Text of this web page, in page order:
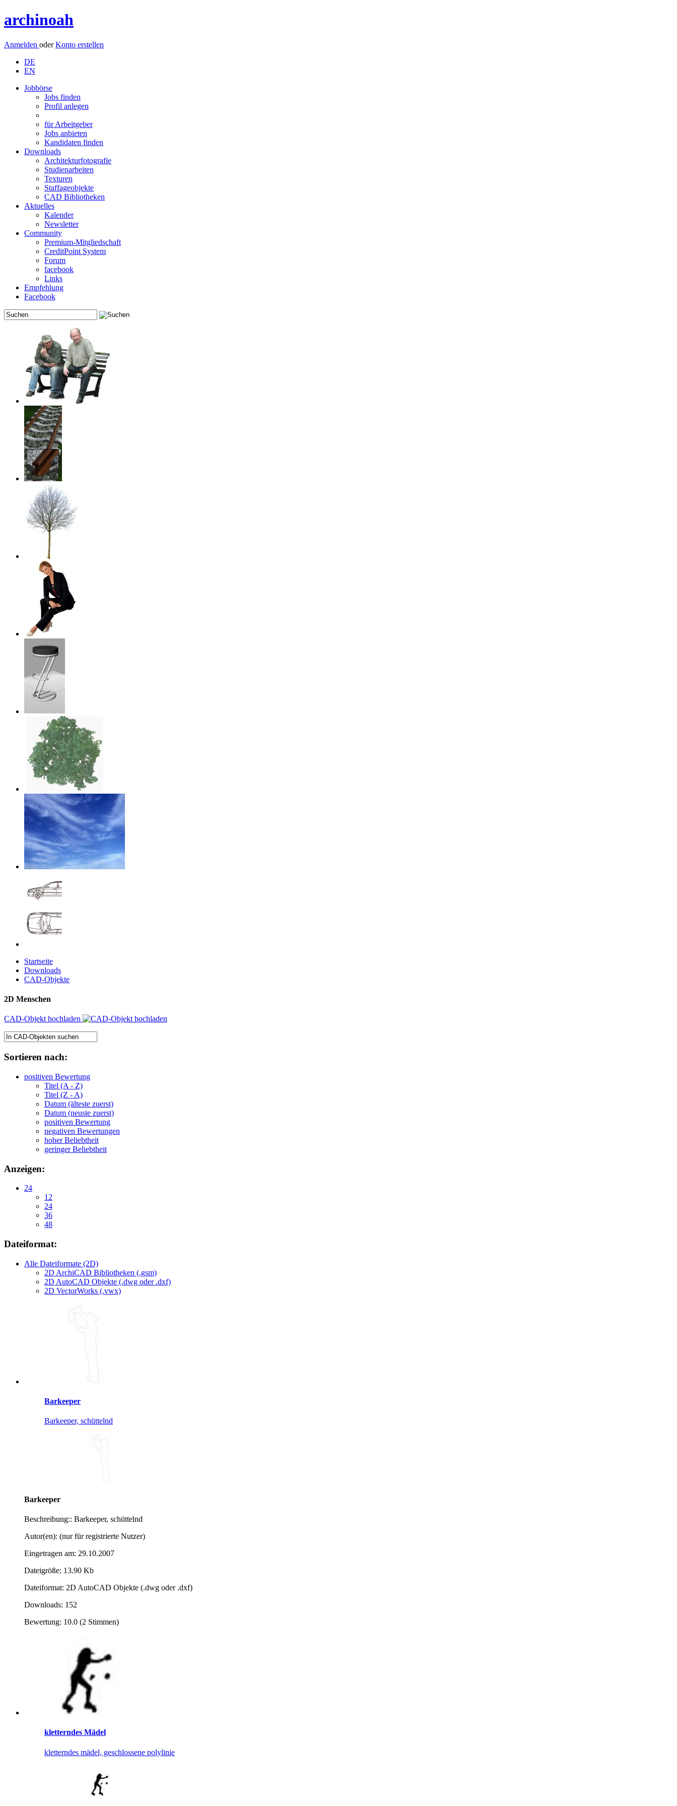
archinoah
Anmelden oderKonto erstellen
DE
EN
Jobbörse
Jobs finden
Profil anlegen
für Arbeitgeber
Jobs anbieten
Kandidaten finden
Downloads
Architekturfotografie
Studienarbeiten
Texturen
Staffageobjekte
CAD Bibliotheken
Aktuelles
Kalender
Newsletter
Community
Premium-Mitgliedschaft
CreditPoint System
Forum
facebook
Links
Empfehlung
Facebook
Startseite
Downloads
CAD-Objekte
2D Menschen
CAD-Objekt hochladen
Sortieren nach:
positiven Bewertung
Titel (A - Z)
Titel (Z - A)
Datum (älteste zuerst)
Datum (neuste zuerst)
positiven Bewertung
negativen Bewertungen
hoher Beliebtheit
geringer Beliebtheit
Anzeigen:
24
12
24
36
48
Dateiformat:
Alle Dateiformate (2D)
2D ArchiCAD Bibliotheken (.gsm)
2D AutoCAD Objekte (.dwg oder .dxf)
2D VectorWorks (.vwx)
Barkeeper
Barkeeper, schüttelnd
Barkeeper
Beschreibung:: Barkeeper, schüttelnd
Autor(en): (nur für registrierte Nutzer)
Eingetragen am: 29.10.2007
Dateigröße: 13.90 Kb
Dateiformat: 2D AutoCAD Objekte (.dwg oder .dxf)
Downloads: 152
Bewertung: 10.0 (2 Stimmen)
kletterndes Mädel
kletterndes mädel, geschlossene polylinie